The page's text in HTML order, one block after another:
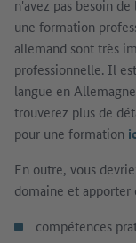
n'avez pas besoin
une formation
allemand sont très
professionnelle. Il
langue en
trouverez plus de
pour une formation
En outre, vous
domaine et apporter
compétences